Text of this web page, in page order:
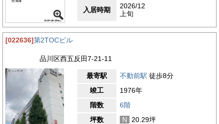
入居時期
2026/12
上旬
[022636]第2TOCビル
品川区西五反田7-21-11
最寄駅 不動前駅 徒歩8分
竣工
1976年
階数
6階
坪数
N
20.29坪